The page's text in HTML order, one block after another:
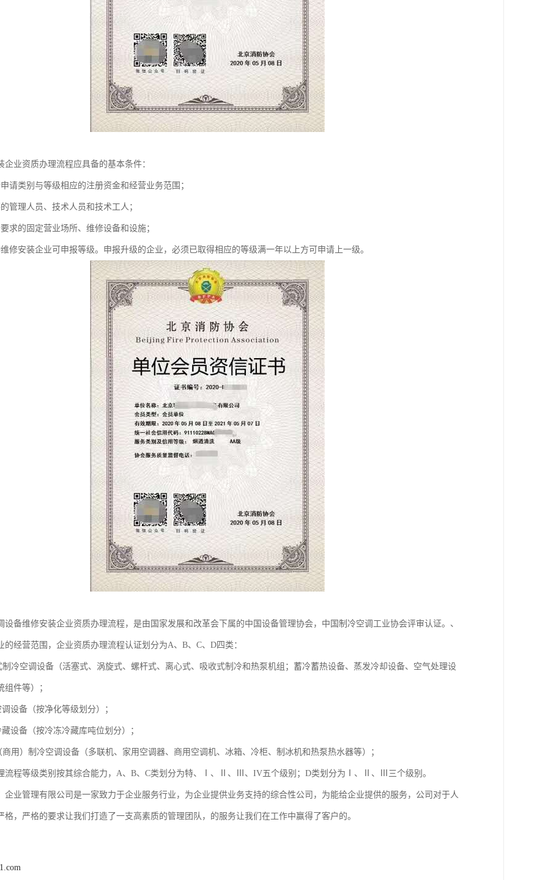
企业资质办理流程应具备的基本条件：
请类别与等级相应的注册资金和经营业务范围；
管理人员、技术人员和技术工人；
求的固定营业场所、维修设备和设施；
修安装企业可申报等级。申报升级的企业，必须已取得相应的等级满一年以上方可申请上一级。
设备维修安装企业资质办理流程，是由国家发展和改革会下属的中国设备管理协会，中国制冷空调工业协会评审认证。、
的经营范围，企业资质办理流程认证划分为A、B、C、D四类：
冷空调设备（活塞式、涡旋式、螺杆式、离心式、吸收式制冷和热泵机组；蓄冷蓄热设备、蒸发冷却设备、空气处理设
组件等）；
设备（按净化等级划分）；
设备（按冷冻冷藏库吨位划分）；
用）制冷空调设备（多联机、家用空调器、商用空调机、冰箱、冷柜、制冰机和热泵热水器等）；
流程等级类别按其综合能力，A、B、C类划分为特、Ⅰ、Ⅱ、Ⅲ、IV五个级别；D类划分为Ⅰ、Ⅱ、Ⅲ三个级别。
企业管理有限公司是一家致力于企业服务行业，为企业提供业务支持的综合性公司，为能给企业提供的服务，公司对于人
格，严格的要求让我们打造了一支高素质的管理团队，的服务让我们在工作中赢得了客户的。